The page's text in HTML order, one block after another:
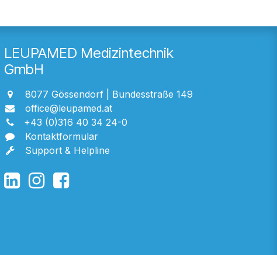
LEUPAMED Medizintechnik
GmbH
8077 Gössendorf | Bundesstraße 149
office@leupamed.at
+43 (0)316 40 34 24-0
Kontaktformular
Support & Helpline